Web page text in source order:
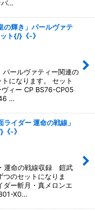
バ…
の輝き」パールヴァテ
ト{/}《-》
ールヴァティー関連の
になります。 セット
ィー CP BS76-CP05
…
ライダー 運命の戦線」
-》
運命の戦線収録 鎧武
のセットになりま
ダー斬月・真メロンエ
X0…